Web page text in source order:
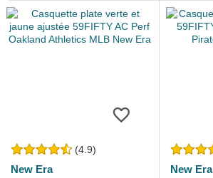
(4.9)
New Era
New Era